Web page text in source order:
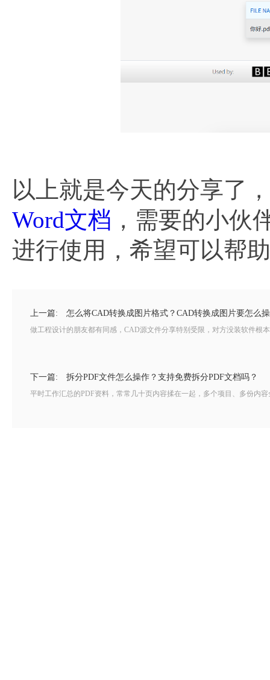
以上就是今天的分享了
Word文档 ，需要的小伙
进行使用，希望可以帮
上一篇: 怎么将CAD转换成图片格式？CAD转换成图片要怎么
做工程设计的朋友都有同感，CAD源文件分享特别受限，对方没装软件根
下一篇: 拆分PDF文件怎么操作？支持免费拆分PDF文档吗？
平时工作汇总的PDF资料，常常几十页内容揉在一起，多个项目、多份内